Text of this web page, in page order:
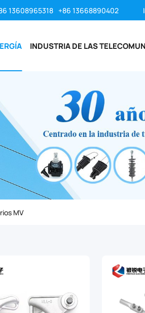
13608965318 +86 13668890402
INDUSTRIA DE LAS
MV